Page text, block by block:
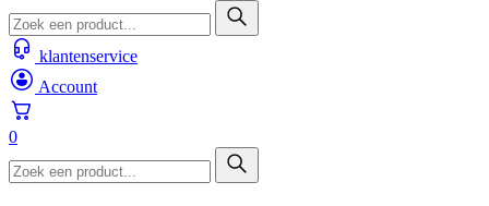
klantenservice
Account
0